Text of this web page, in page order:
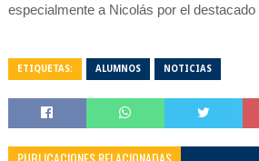
especialmente a Nicolás por el destacado
ETIQUETAS: ALUMNOS NOTICIAS